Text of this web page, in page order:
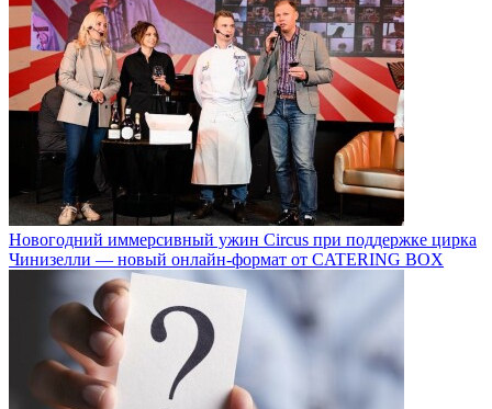
Новогодний иммерсивный ужин Circus при поддержке цирка
Чинизелли — новый онлайн-формат от CATERING BOX